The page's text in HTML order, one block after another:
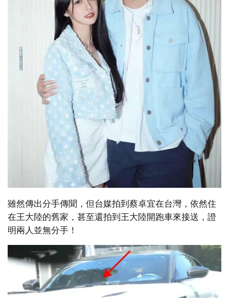
雖然傳出分手傳聞，但台媒拍到蔡卓宜在台灣，依然住
在王大陸的舊家，甚至還拍到王大陸開跑車來接送，證
明兩人並無分手！